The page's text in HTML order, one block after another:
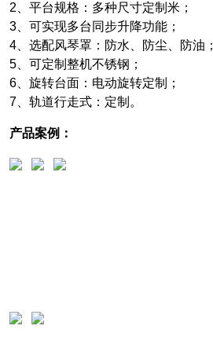
2、平台规格：多种尺寸定制米；
3、可实现多台同步升降功能；
4、选配风琴罩：防水、防尘、防油；
5、可定制整机不锈钢；
6、旋转台面：电动旋转定制；
7、轨道行走式：定制。
产品案例：